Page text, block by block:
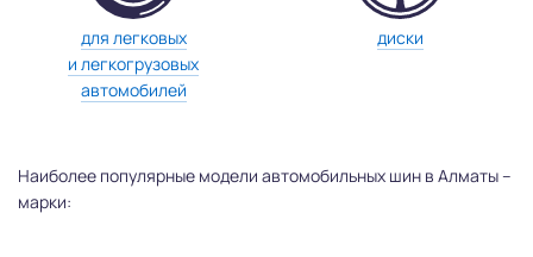
для легковых
и легкогрузовых
автомобилей
диски
Наиболее популярные модели автомобильных шин в Алматы –
марки: